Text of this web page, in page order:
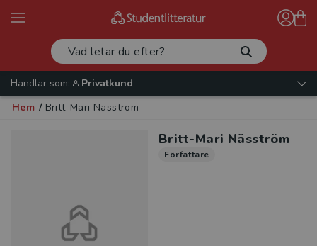
Handlar som:
Privatkund
Hem / Britt-Mari Näsström
Britt-Mari Näsström
Författare